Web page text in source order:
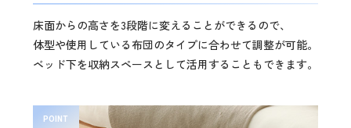
床面からの高さを3段階に変えることができるので、
体型や使用している布団のタイプに合わせて調整が可能。
ベッド下を収納スペースとして活用することもできます。
POINT